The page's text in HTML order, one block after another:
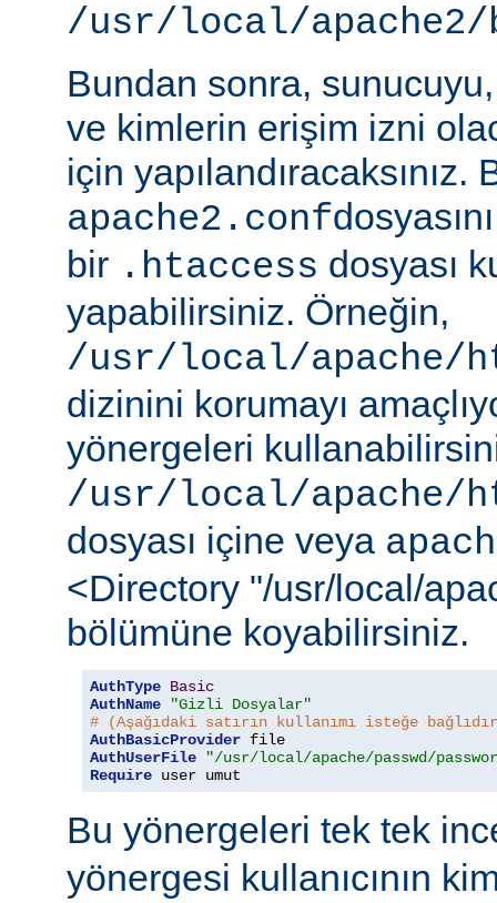
/usr/local/apache2/
Bundan sonra,
ve kimlerin erişim izni
için yapılandıracaksınız.
apache2.conf
bir .htaccess dosyası
yapabilirsiniz. Örneğin,
/usr/local/apache/
dizinini korumayı
yönergeleri
/usr/local/apache/
dosyası içine veya
<Directory "/usr/local/
bölümüne koyabilirsiniz.
AuthType Basic
AuthName
"Gizli Dosyalar"
# (Aşağıdaki satırın kullanımı isteğe
AuthBasicProvider
AuthUserFile
"/usr/local/apache/passwd/
Require user umut
Bu yönergeleri tek tek
yönergesi kullanıcının